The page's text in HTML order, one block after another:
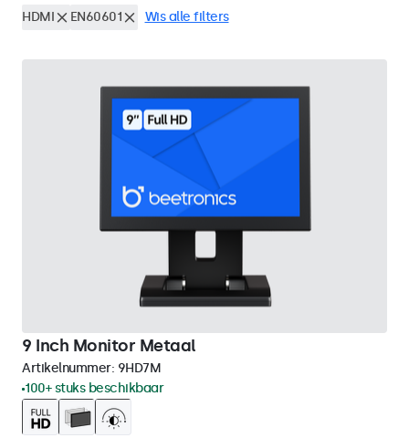
HDMI EN60601 Wis alle filters
9 Inch Monitor Metaal
Artikelnummer: 9HD7M
100+ stuks beschikbaar